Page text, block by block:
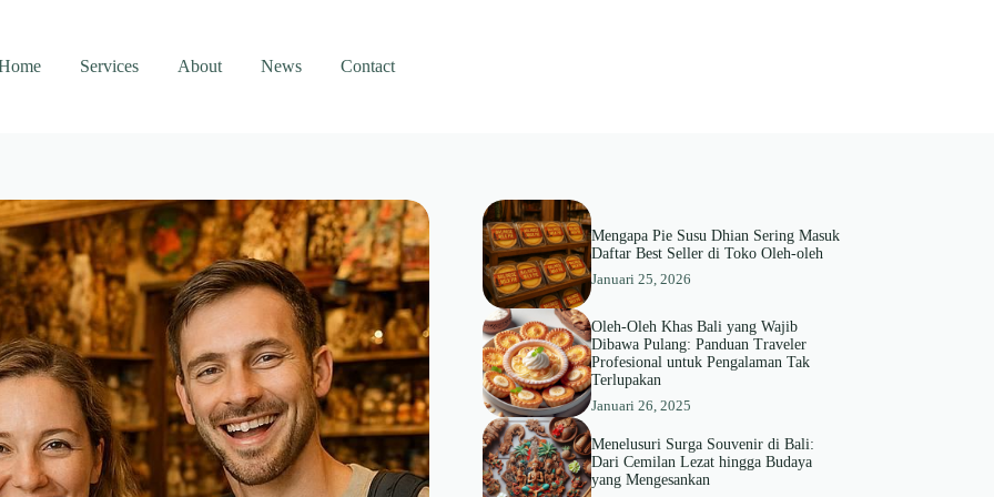
Services About News Contact
Mengapa Pie Susu Dhian Sering Masuk
Daftar Best Seller di Toko Oleh-oleh
Januari 25, 2026
Oleh-Oleh Khas Bali yang Wajib
Dibawa Pulang: Panduan Traveler
Profesional untuk Pengalaman Tak
Terlupakan
Januari 26, 2025
Menelusuri Surga Souvenir di Bali:
Dari Cemilan Lezat hingga Budaya
yang Mengesankan